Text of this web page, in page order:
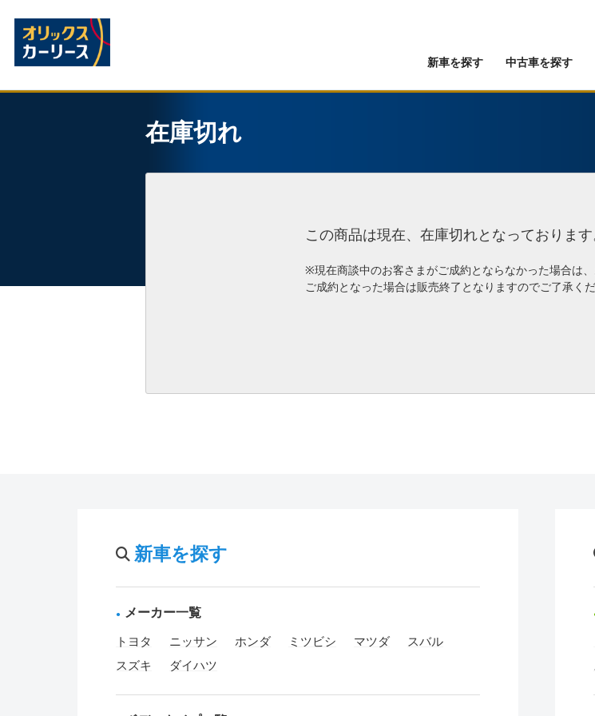
新車を探す 中古車を探す
在庫切れ
この商品は現在、在庫切れとなっております
※現在商談中のお客さまがご成約とならなかった場合は、
ご成約となった場合は販売終了となりますのでご了承くだ
新車を探す
メーカー一覧
トヨタ ニッサン ホンダ ミツビシ マツダ
スバル
スズキ
ダイハツ